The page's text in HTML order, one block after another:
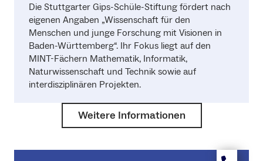
Die Stuttgarter Gips-Schüle-Stiftung fördert nach
eigenen Angaben „Wissenschaft für den
Menschen und junge Forschung mit Visionen in
Baden-Württemberg“. Ihr Fokus liegt auf den
MINT-Fächern Mathematik, Informatik,
Naturwissenschaft und Technik sowie auf
interdisziplinären Projekten.
Weitere Informationen